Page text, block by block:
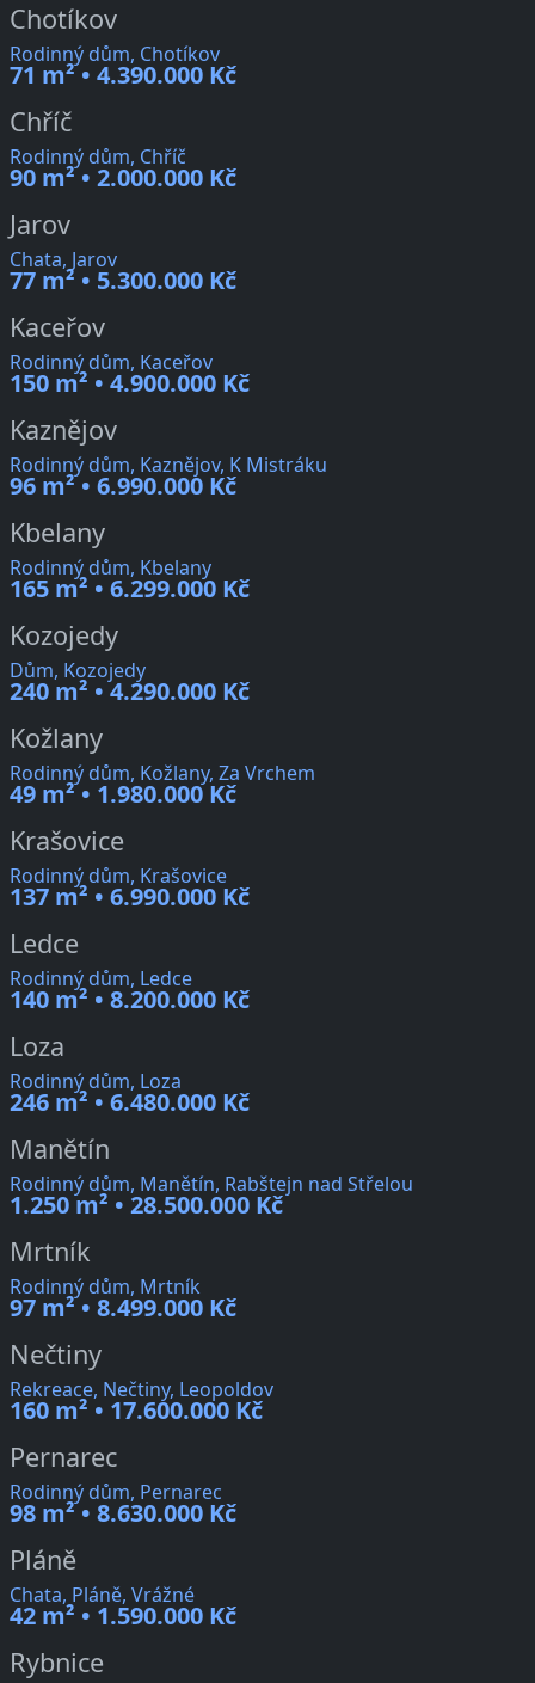
Chotíkov
Rodinný dům, Chotíkov
71 m² • 4.390.000 Kč
Chříč
Rodinný dům, Chříč
90 m² • 2.000.000 Kč
Jarov
Chata, Jarov
77 m² • 5.300.000 Kč
Kaceřov
Rodinný dům, Kaceřov
150 m² • 4.900.000 Kč
Kaznějov
Rodinný dům, Kaznějov, K Mistráku
96 m² • 6.990.000 Kč
Kbelany
Rodinný dům, Kbelany
165 m² • 6.299.000 Kč
Kozojedy
Dům, Kozojedy
240 m² • 4.290.000 Kč
Kožlany
Rodinný dům, Kožlany, Za Vrchem
49 m² • 1.980.000 Kč
Krašovice
Rodinný dům, Krašovice
137 m² • 6.990.000 Kč
Ledce
Rodinný dům, Ledce
140 m² • 8.200.000 Kč
Loza
Rodinný dům, Loza
246 m² • 6.480.000 Kč
Manětín
Rodinný dům, Manětín, Rabštejn nad Střelou
1.250 m² • 28.500.000 Kč
Mrtník
Rodinný dům, Mrtník
97 m² • 8.499.000 Kč
Nečtiny
Rekreace, Nečtiny, Leopoldov
160 m² • 17.600.000 Kč
Pernarec
Rodinný dům, Pernarec
98 m² • 8.630.000 Kč
Pláně
Chata, Pláně, Vrážné
42 m² • 1.590.000 Kč
Rybnice